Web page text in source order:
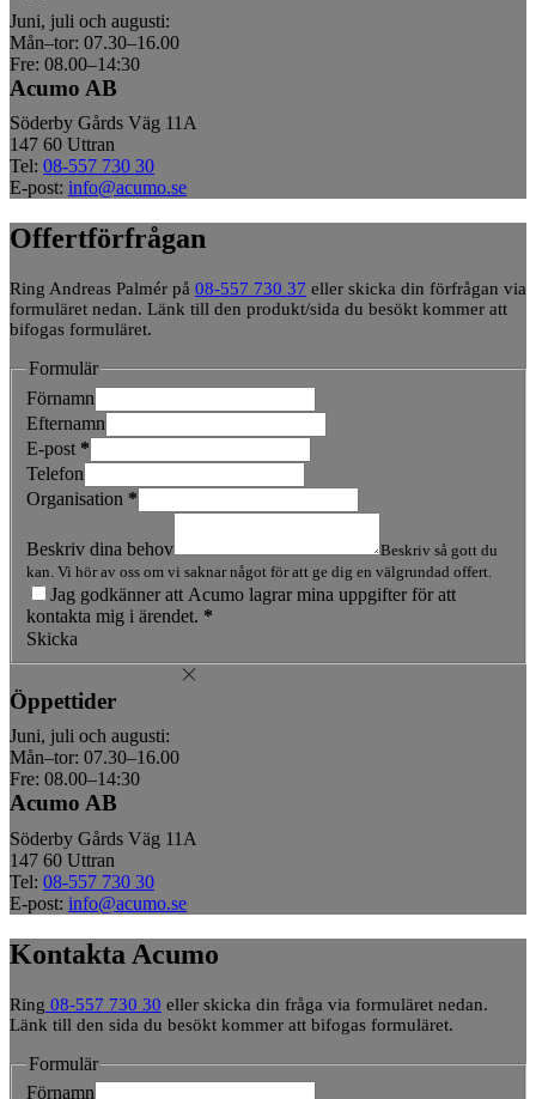
Juni, juli och augusti:
Mån–tor: 07.30–16.00
Fre: 08.00–14:30
Acumo AB
Söderby Gårds Väg 11A
147 60 Uttran
Tel: 08-557 730 30
E-post: info@acumo.se
Offertförfrågan
Ring Andreas Palmér på 08-557 730 37 eller skicka din förfrågan via
formuläret nedan. Länk till den produkt/sida du besökt kommer att
bifogas formuläret.
Formulär
Förnamn
Efternamn
E-post *
Telefon
Organisation *
Beskriv dina behov
Beskriv så gott du
kan. Vi hör av oss om vi saknar något för att ge dig en välgrundad offert.
Jag godkänner att Acumo lagrar mina uppgifter för att
kontakta mig i ärendet. *
Skicka
Öppettider
Juni, juli och augusti:
Mån–tor: 07.30–16.00
Fre: 08.00–14:30
Acumo AB
Söderby Gårds Väg 11A
147 60 Uttran
Tel: 08-557 730 30
E-post: info@acumo.se
Kontakta Acumo
Ring 08-557 730 30 eller skicka din fråga via formuläret nedan.
Länk till den sida du besökt kommer att bifogas formuläret.
Formulär
Förnamn